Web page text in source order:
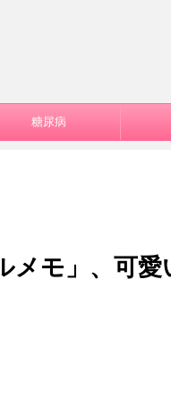
糖尿病
メモ」、可愛